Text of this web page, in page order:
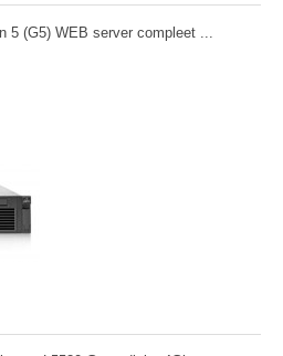
5 (G5) WEB server compleet ...